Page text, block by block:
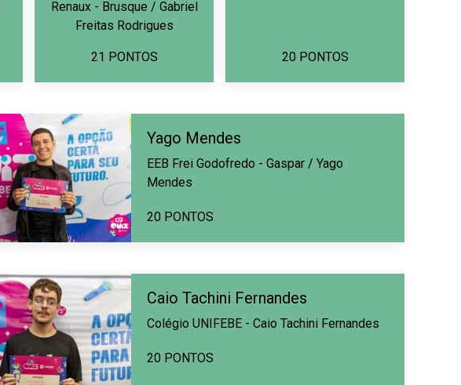
Renaux - Brusque / Gabriel
Freitas Rodrigues
21 PONTOS 20 PONTOS
Yago Mendes
EEB Frei Godofredo - Gaspar / Yago
Mendes
20 PONTOS
Caio Tachini Fernandes
Colégio UNIFEBE - Caio Tachini Fernandes
20 PONTOS